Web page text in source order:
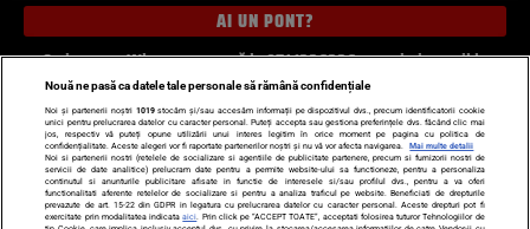
AI UN PONT?
Scrie-ne pe Whatsapp, sună la 0741226226 sau trimite mail la
pont@cancan.ro
Știri interne Știri externe
Politică
Ultimele stiri
Diete Insula Iubirii Dictionar de vise
LIFE STYLE
Horoscop
Nouă ne pasă ca datele tale personale să rămână confidențiale
Noi și partenerii noștri 1019stocăm și/sau accesăm informații pe dispozitivul dvs., precum identificatorii cookie
unici pentru prelucrarea datelor cu caracter personal. Puteți accepta sau gestiona preferințele dvs. făcând clic mai
jos, respectiv vă puteți opune utilizării unui interes legitim în orice moment pe pagina cu politica de
confidențialitate. Aceste alegeri vor fi raportate partenerilor noștri și nu vă vor afecta navigarea.
Mai multe detalii
Noi si partenerii nostri (retelele de socializare si agentiile de publicitate partenere, precum si furnizorii nostri de
servicii de date analitice) prelucram date pentru a permite website-ului sa functioneze, pentru a personaliza
continutul si anunturile publicitare afisate in functie de interesele si/sau profilul dvs., pentru a va oferi
functionalitati aferente retelelor de socializare si pentru a analiza traficul pe website. Beneficiati de drepturile
prevazute de art. 15-22 din GDPR in legatura cu prelucrarea datelor cu caracter personal. Aceste drepturi pot fi
exercitate prin modalitatea indicataaici . Prin click pe “ACCEPT TOATE”, acceptati folosirea tuturor Tehnologiilor de